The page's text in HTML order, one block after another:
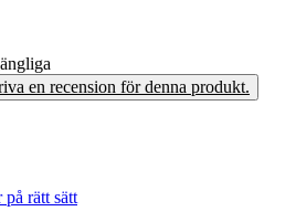
en recension för denna produkt.
rätt sätt